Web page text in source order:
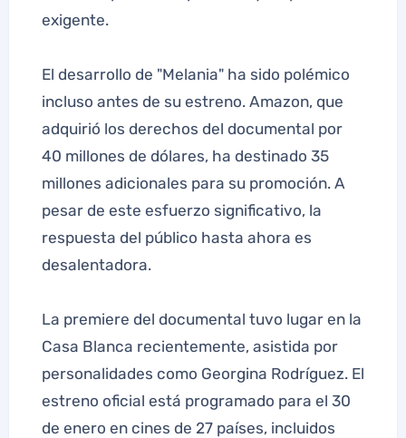
exigente.
El desarrollo de "Melania" ha sido polémico
incluso antes de su estreno. Amazon, que
adquirió los derechos del documental por
40 millones de dólares, ha destinado 35
millones adicionales para su promoción. A
pesar de este esfuerzo significativo, la
respuesta del público hasta ahora es
desalentadora.
La premiere del documental tuvo lugar en la
Casa Blanca recientemente, asistida por
personalidades como Georgina Rodríguez. El
estreno oficial está programado para el 30
de enero en cines de 27 países, incluidos